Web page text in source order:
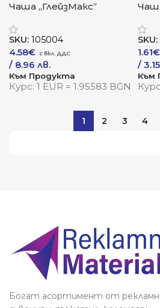
Чаша „ГлейзМакс“
SKU: 105004
4.58€
/ 8.96 лв.
Към Продукта
Курс: 1 EUR = 1.95583 BGN
SKU:
1.61€
/
Към
1 2 3 4
Богат асортимент от